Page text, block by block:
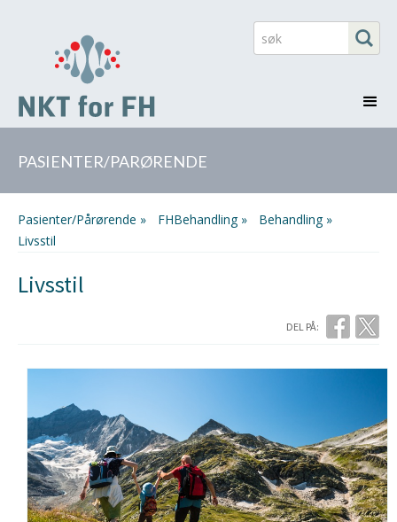
PASIENTER/PARØRENDE
Pasienter/Pårørende » FHBehandling »
behandling »
Livsstil
Livsstil
DEL PÅ: